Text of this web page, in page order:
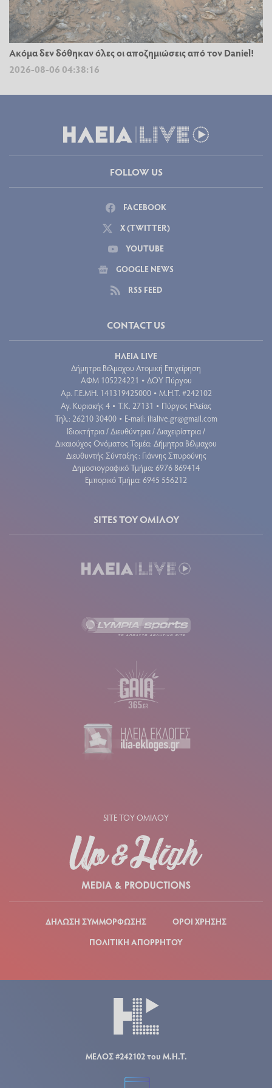
Ακόμα δεν δόθηκαν όλες οι αποζημιώσεις από τον Daniel!
2026-08-06 04:38:16
FOLLOW US
FACEBOOK
X (TWITTER)
YOUTUBE
GOOGLE NEWS
RSS FEED
CONTACT US
ΗΛΕΙΑ LIVE
Δήμητρα Βέλμαχου Ατομική Επιχείρηση
ΑΦΜ 105224221 • ΔΟΥ Πύργου
Aρ. Γ.Ε.ΜΗ. 141319425000 • Μ.Η.Τ. #242102
Αγ. Κυριακής 4 • Τ.Κ. 27131 • Πύργος Ηλείας
Τηλ.: 26210 30400 • E-mail: ilialive.gr@gmail.com
Ιδιοκτήτρια / Διευθύντρια / Διαχειρίστρια /
Δικαιούχος Ονόματος Τομέα: Δήμητρα Βέλμαχου
Διευθυντής Σύνταξης: Γιάννης Σπυρούνης
Δημοσιογραφικό Τμήμα: 6976 869414
Εμπορικό Τμήμα: 6945 556212
SITES ΤΟΥ ΟΜΙΛΟΥ
SITE ΤΟΥ ΟΜΙΛΟΥ
ΔΗΛΩΣΗ ΣΥΜΜΟΡΦΩΣΗΣ
ΟΡΟΙ ΧΡΗΣΗΣ
ΠΟΛΙΤΙΚΗ ΑΠΟΡΡΗΤΟΥ
ΜΕΛΟΣ #242102 του Μ.Η.Τ.